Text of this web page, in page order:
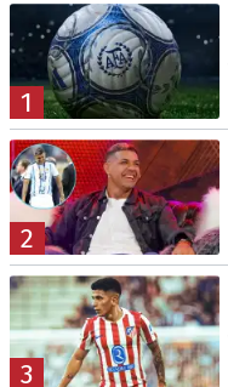
1
2
3